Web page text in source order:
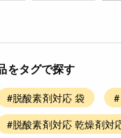
をタグで探す
#脱酸素剤対応 袋
#脱酸素剤対応 乾燥剤対